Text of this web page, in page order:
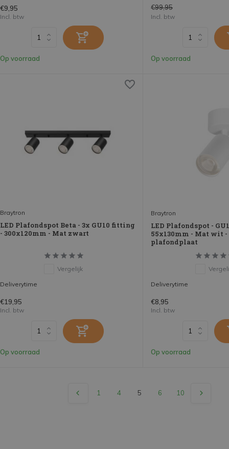
€9,95
Incl. btw
Op voorraad
€99,95
Incl. btw
Op voorraad
Braytron
LED Plafondspot Beta - 3x GU10 fitting
- 300x120mm - Mat zwart
Vergelijk
Deliverytime
€19,95
Incl. btw
Op voorraad
Braytron
LED Plafondspot -
55x130mm - Mat wit -
plafondplaat
Deliverytime
€8,95
Incl. btw
Op voorraad
1 4 5 6 10